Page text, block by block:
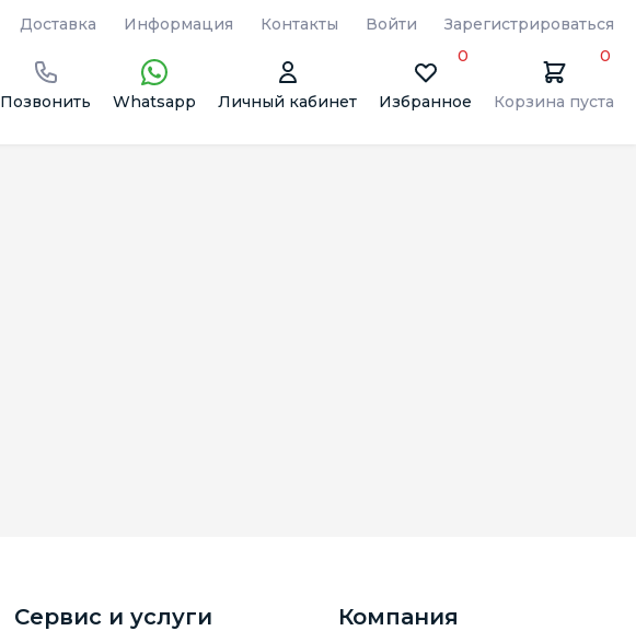
Доставка Информация Контакты Войти Зарегистрироваться
Позвонить Whatsapp Личный кабинет Избранное
0
Корзина пуста
0
Сервис и услуги Компания